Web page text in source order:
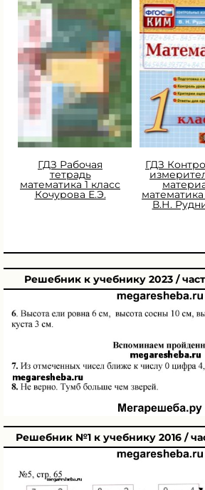
ГДЗ Рабочая
тетрадь
математика 1 класс
Кочурова Е.Э.
ГДЗ
математика
В.Н.
Решебник к учебнику 2023 /
Решебник №1 к учебнику 2016 /